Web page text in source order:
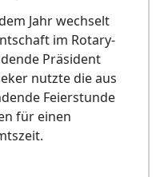
Jahr wechselt
im Rotary-
Präsident
nutzte die aus
Feierstunde
für einen